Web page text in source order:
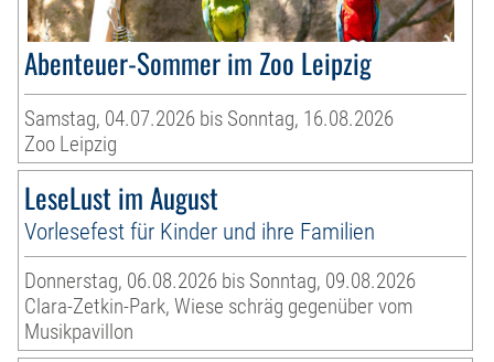
Abenteuer-Sommer im Zoo Leipzig
Samstag, 04.07.2026 bis Sonntag, 16.08.2026
Zoo Leipzig
LeseLust im August
Vorlesefest für Kinder und ihre Familien
Donnerstag, 06.08.2026 bis Sonntag, 09.08.2026
Clara-Zetkin-Park, Wiese schräg gegenüber vom
Musikpavillon